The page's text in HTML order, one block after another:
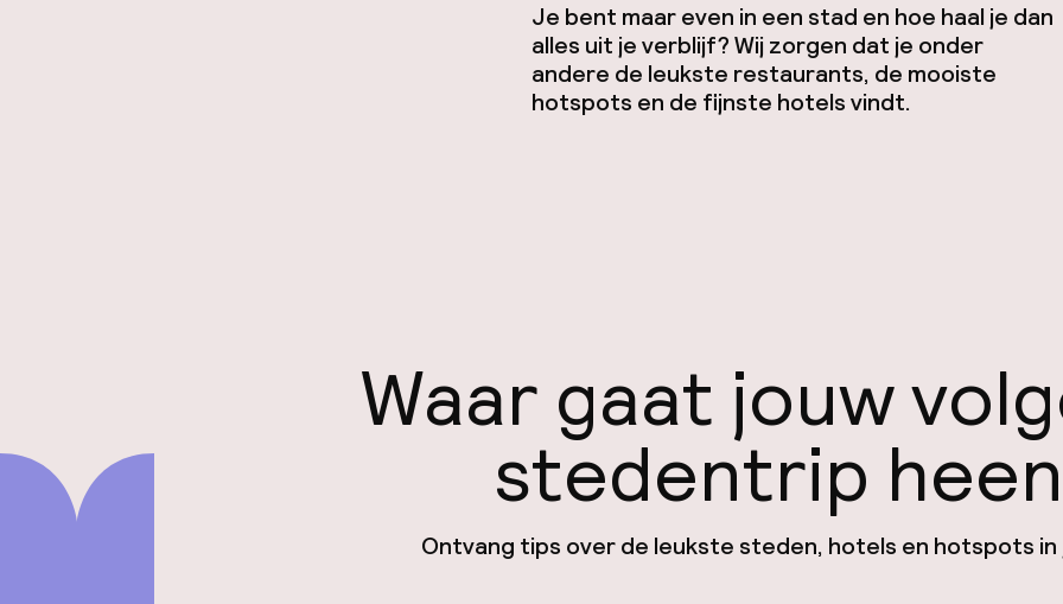
Je bent maar even in een stad en hoe haal je dan
alles uit je verblijf? Wij zorgen dat je onder
andere de leukste restaurants, de mooiste
hotspots en de fijnste hotels vindt.
Waar gaat jouw
stedentrip
Ontvang tips over de leukste steden, hotels en hotspots in